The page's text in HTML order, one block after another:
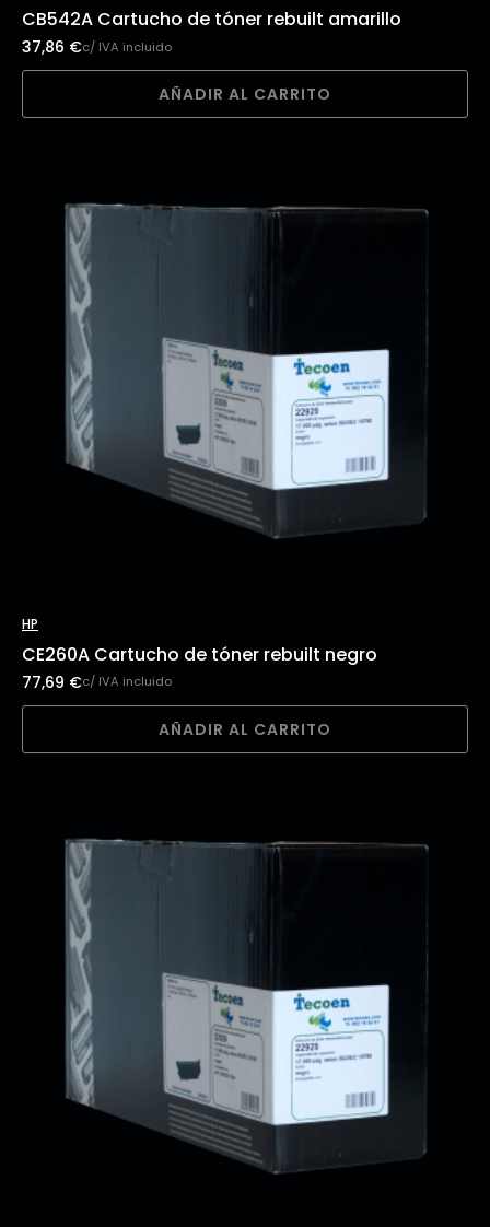
CB542A Cartucho de tóner rebuilt amarillo
37,86 €c/ IVA incluido
AÑADIR AL CARRITO
HP
CE260A Cartucho de tóner rebuilt negro
77,69 €c/ IVA incluido
AÑADIR AL CARRITO